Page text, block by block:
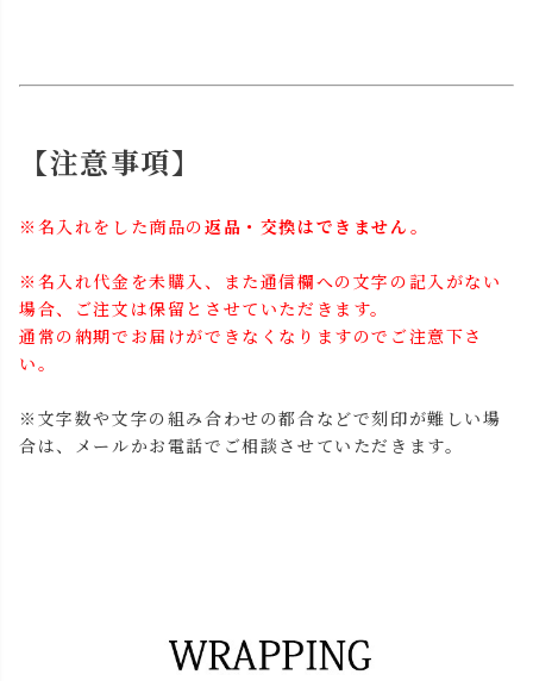
【注意事項】
※名入れをした商品の返品・交換はできません。
※名入れ代金を未購入、また通信欄への文字の記入がない
場合、ご注文は保留とさせていただきます。
通常の納期でお届けができなくなりますのでご注意下さ
い。
※文字数や文字の組み合わせの都合などで刻印が難しい場
合は、メールかお電話でご相談させていただきます。